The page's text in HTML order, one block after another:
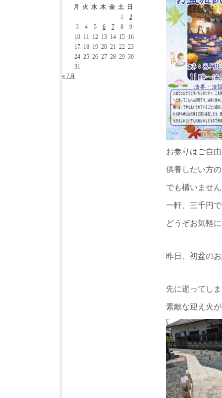
お参りはご自
供養したい方
でも構いませ
一軒、三千円
どうぞお気軽
昨日、初盆の
先に逝ってし
素敵な迎え火
月
火 水 木 金 土
日
1
2
3
4 5 6 7 8
9
10 11 12 13 14 15 16
17 18 19 20 21 22 23
24 25 26 27 28 29 30
31
« 7月